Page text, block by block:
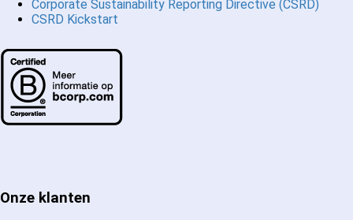
Corporate Sustainability Reporting Directive (CSRD)
CSRD Kickstart
Onze klanten